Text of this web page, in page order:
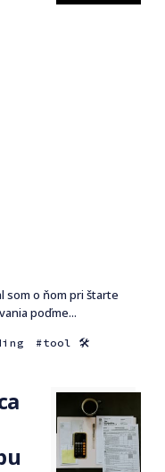
som o ňom pri štarte
poďme...
tool 🛠